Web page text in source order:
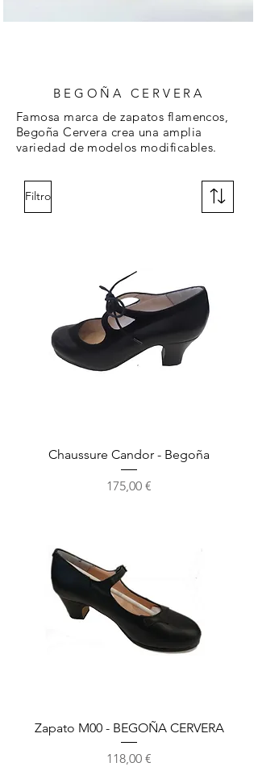
BEGOÑA CERVERA
Famosa marca de zapatos flamencos,
Begoña Cervera crea una amplia
variedad de modelos modificables.
Filtro
Chaussure Candor - Begoña
Precio
175,00 €
Zapato M00 - BEGOÑA CERVERA
Precio
118,00 €